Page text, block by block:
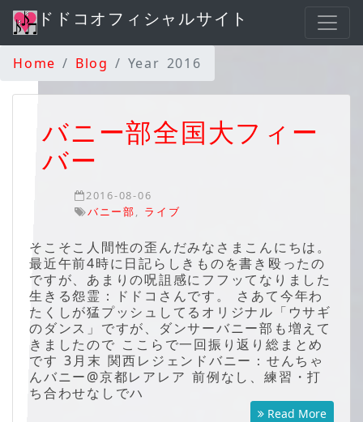
ドドコオフィシャルサイト
Home Blog Year 2016
バニー部全国大フィー
バー
2016-08-06
バニー部, ライブ
そこそこ人間性の歪んだみなさまこんにちは。
最近午前4時に日記らしきものを書き殴ったの
ですが、あまりの呪詛感にフフッてなりました
生きる怨霊：ドドコさんです。 さあて今年わ
たくしが猛プッシュしてるオリジナル「ウサギ
のダンス」ですが、ダンサーバニー部も増えて
きましたので ここらで一回振り返り総まとめ
です 3月末 関西レジェンドバニー：せんちゃ
んバニー@京都レアレア 前例なし、練習・打
ち合わせなしでハ
Read More